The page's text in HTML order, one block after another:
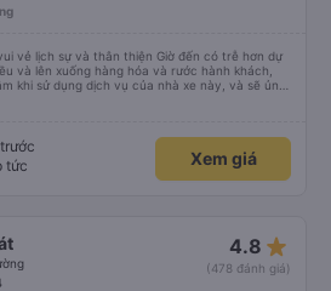
vẻ lịch sự và thân thiện Giờ đến có trễ hơn dự
và lên xuống hàng hóa và rước hành khách,
khi sử dụng dịch vụ của nhà xe này, và sẽ ủng
sử dụng dịch vụ của nhà xe này
tức
Xem giá
4.8 star_rate
(478 đánh giá)